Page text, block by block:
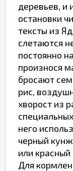
деревьев, и
остановки
тексты из
слетаются
постоянно
произнося
бросают
рис,
хворост из
него
черный
или красный
Для